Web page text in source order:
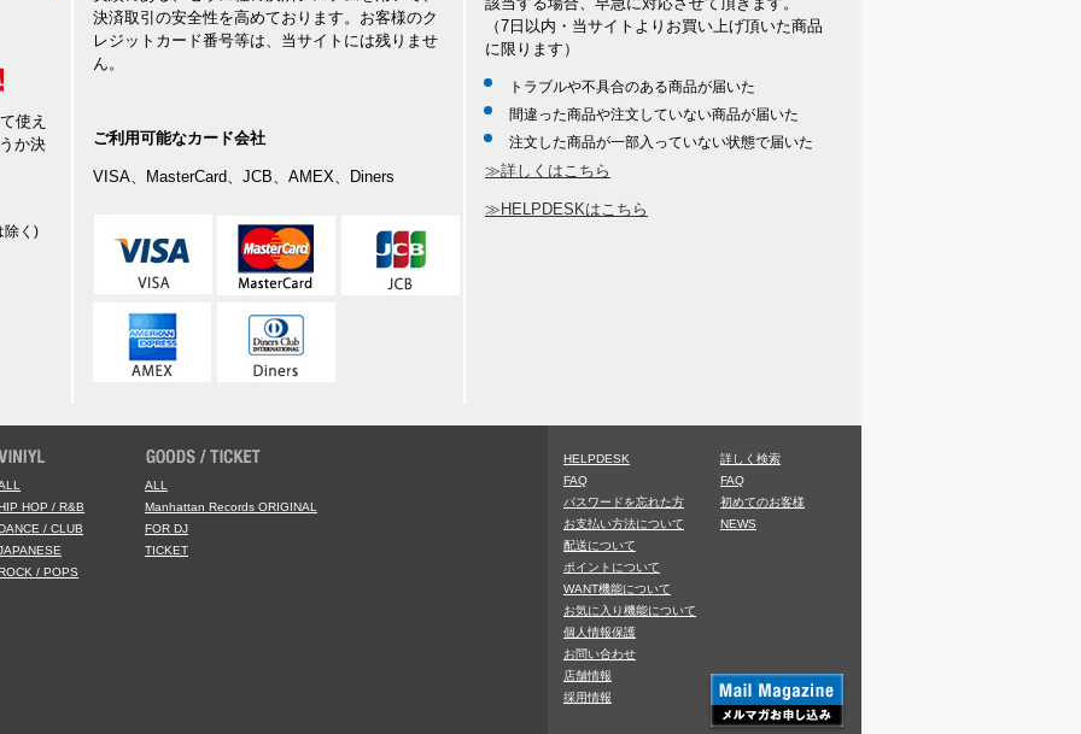
使え
か決
除く)
決済取引の安全性を高めております。お客様のク
レジットカード番号等は、当サイトには残りませ
ん。
ご利用可能なカード会社
VISA、MasterCard、JCB、AMEX、Diners
（7日以内・当サイトよりお買い上げ頂いた商品
に限ります）
トラブルや不具合のある商品が届いた
間違った商品や注文していない商品が届いた
注文した商品が一部入っていない状態で届いた
≫詳しくはこちら
≫HELPDESKはこちら
HOP / R&B
/ CLUB
/ POPS
ALL
Manhattan Records ORIGINAL
FOR DJ
TICKET
HELPDESK
FAQ
パスワードを忘れた方
お支払い方法について
配送について
ポイントについて
WANT機能について
お気に入り機能について
個人情報保護
お問い合わせ
店舗情報
採用情報
詳しく検索
FAQ
初めてのお客様
NEWS